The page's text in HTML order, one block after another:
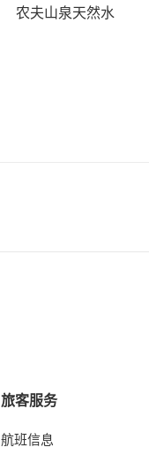
农夫山泉天然水
旅客服务
航班信息